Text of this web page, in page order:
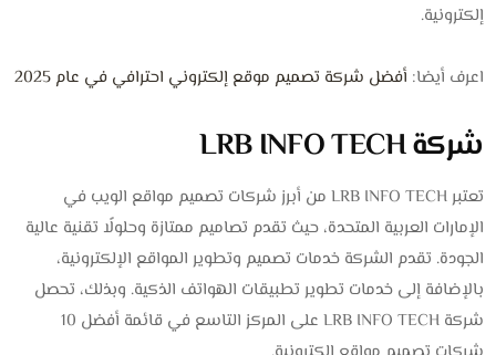
إلكترونية.
اعرف أيضا: أفضل شركة تصميم موقع إلكتروني احترافي في عام 2025
شركة LRB INFO TECH
تعتبر LRB INFO TECH من أبرز شركات تصميم مواقع الويب في
الإمارات العربية المتحدة، حيث تقدم تصاميم ممتازة وحلولًا تقنية عالية
الجودة. تقدم الشركة خدمات تصميم وتطوير المواقع الإلكترونية،
بالإضافة إلى خدمات تطوير تطبيقات الهواتف الذكية. وبذلك، تحصل
شركة LRB INFO TECH على المركز التاسع في قائمة أفضل 10